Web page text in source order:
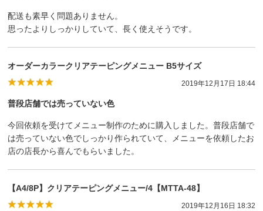
配送も素早く問題ありません。
思ったよりしっかりしていて、長く使えそうです。
オーダーカラークリアテーピングメニュー B5サイズ
2019年12月17日 18:44
普段店舗では売っていない色
今回依頼を受けてメニュー制作のために購入しました。普段店舗で
は売っていない色でしっかり作られていて、メニューを依頼したお
店の店長から喜んでもらいました。
【A4/8P】クリアテーピングメニュー/4【MTTA-48】
2019年12月16日 18:32